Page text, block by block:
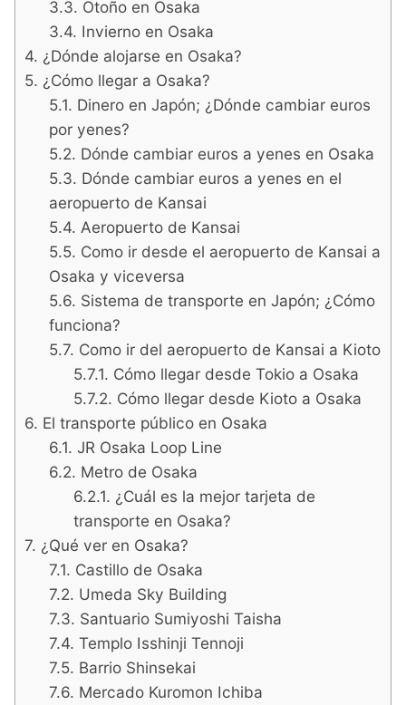
Otoño en Osaka
Invierno en Osaka
¿Dónde alojarse en Osaka?
¿Cómo llegar a Osaka?
Dinero en Japón; ¿Dónde cambiar euros
por yenes?
Dónde cambiar euros a yenes en Osaka
Dónde cambiar euros a yenes en el
aeropuerto de Kansai
Aeropuerto de Kansai
Como ir desde el aeropuerto de Kansai a
Osaka y viceversa
Sistema de transporte en Japón; ¿Cómo
funciona?
Como ir del aeropuerto de Kansai a Kioto
Cómo llegar desde Tokio a Osaka
Cómo llegar desde Kioto a Osaka
El transporte público en Osaka
JR Osaka Loop Line
Metro de Osaka
¿Cuál es la mejor tarjeta de
transporte en Osaka?
¿Qué ver en Osaka?
Castillo de Osaka
Umeda Sky Building
Santuario Sumiyoshi Taisha
Templo Isshinji Tennoji
Barrio Shinsekai
Mercado Kuromon Ichiba